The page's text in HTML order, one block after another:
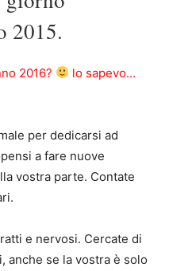
2015.
2016?
lo sapevo…
per dedicarsi ad
a fare nuove
vostra parte. Contate
e nervosi. Cercate di
anche se la vostra è solo